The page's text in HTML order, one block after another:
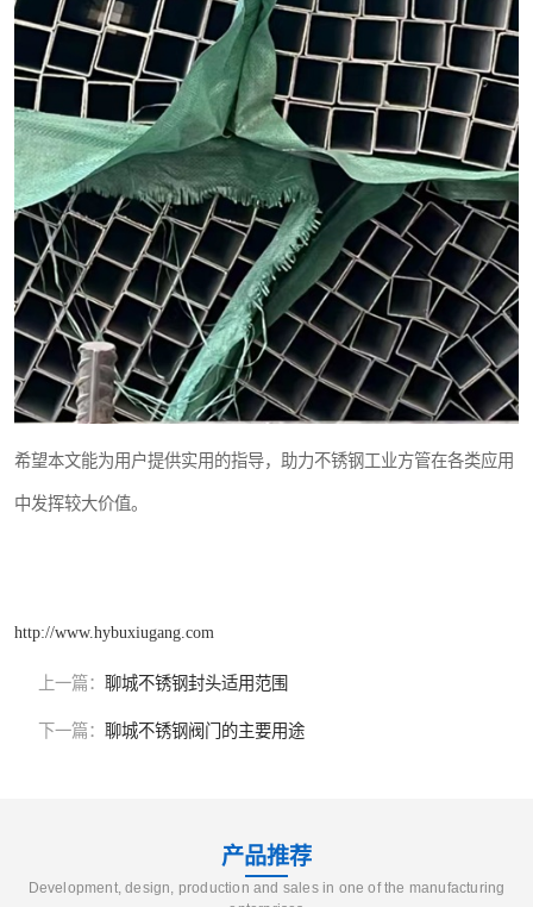
希望本文能为用户提供实用的指导，助力不锈钢工业方管在各类应用
中发挥较大价值。
http://www.hybuxiugang.com
上一篇： 聊城不锈钢封头适用范围
下一篇： 聊城不锈钢阀门的主要用途
产品推荐
Development, design, production and sales in one of the manufacturing